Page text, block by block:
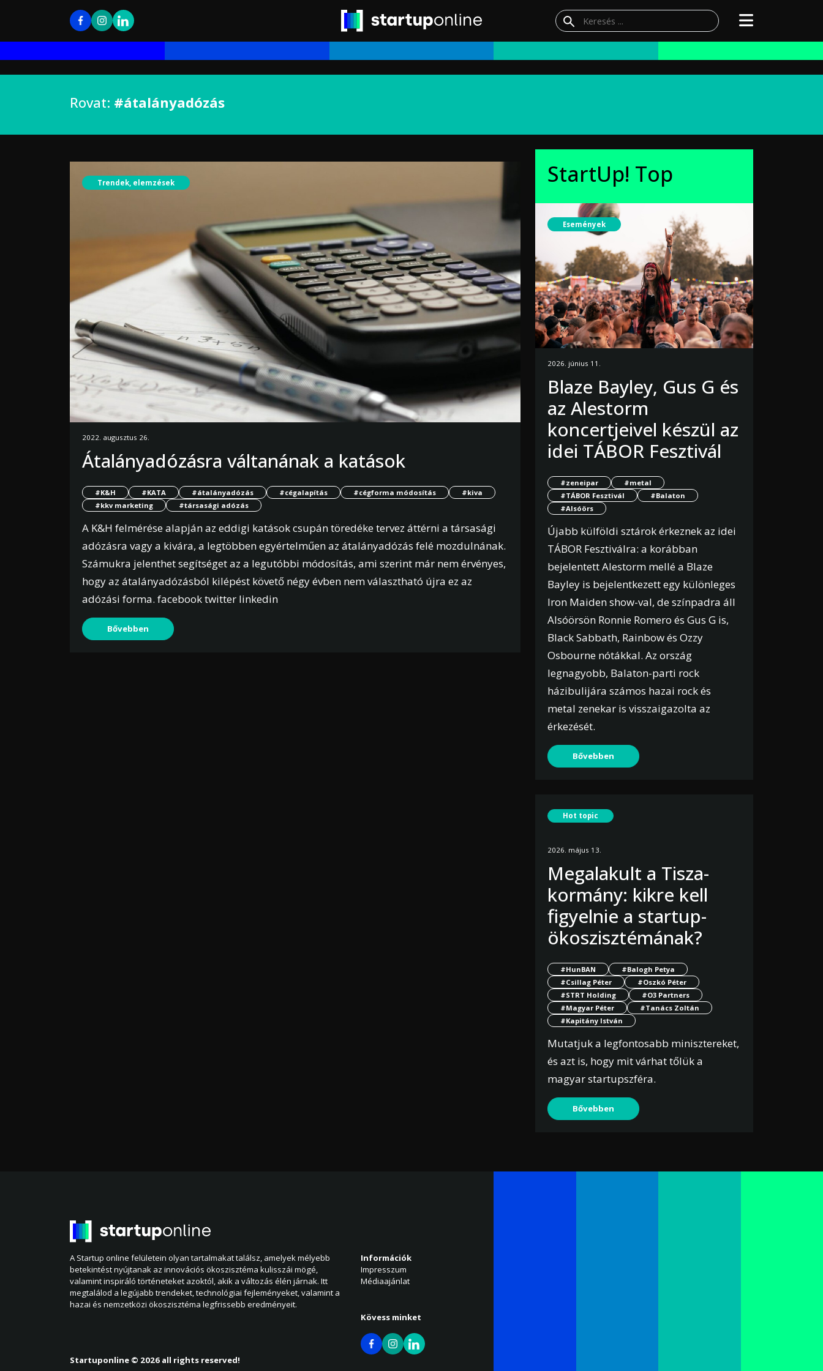
Rovat: #átalányadózás
Trendek, elemzések
2022. augusztus 26.
Átalányadózásra váltanának a katások
#K&H #KATA #átalányadózás #cégalapítás #cégforma módosítás
#kiva
#kkv marketing
#társasági adózás
A K&H felmérése alapján az eddigi katások csupán töredéke tervez áttérni a társasági
adózásra vagy a kivára, a legtöbben egyértelműen az átalányadózás felé mozdulnának.
Számukra jelenthet segítséget az a legutóbbi módosítás, ami szerint már nem érvényes,
hogy az átalányadózásból kilépést követő négy évben nem választható újra ez az
adózási forma. facebook twitter linkedin
Bővebben
StartUp! Top
Események
2026. június 11.
Blaze Bayley, Gus G és
az Alestorm
koncertjeivel készül az
idei TÁBOR Fesztivál
#zeneipar
#metal
#TÁBOR Fesztivál
#Balaton
#Alsóörs
Újabb külföldi sztárok érkeznek az idei
TÁBOR Fesztiválra: a korábban
bejelentett Alestorm mellé a Blaze
Bayley is bejelentkezett egy különleges
Iron Maiden show-val, de színpadra áll
Alsóörsön Ronnie Romero és Gus G is,
Black Sabbath, Rainbow és Ozzy
Osbourne nótákkal. Az ország
legnagyobb, Balaton-parti rock
házibulijára számos hazai rock és
metal zenekar is visszaigazolta az
érkezését.
Bővebben
Hot topic
2026. május 13.
Megalakult a Tisza-
kormány: kikre kell
figyelnie a startup-
ökoszisztémának?
#HunBAN
#Balogh Petya
#Csillag Péter
#Oszkó Péter
#STRT Holding
#O3 Partners
#Magyar Péter
#Tanács Zoltán
#Kapitány István
Mutatjuk a legfontosabb minisztereket,
és azt is, hogy mit várhat tőlük a
magyar startupszféra.
Bővebben
A Startup online felületein olyan tartalmakat találsz, amelyek mélyebb
betekintést nyújtanak az innovációs ökoszisztéma kulisszái mögé,
valamint inspiráló történeteket azoktól, akik a változás élén járnak. Itt
megtalálod a legújabb trendeket, technológiai fejleményeket, valamint a
hazai és nemzetközi ökoszisztéma legfrissebb eredményeit.
Információk
Impresszum
Médiaajánlat
Kövess minket
Startuponline © 2026 all rights reserved!